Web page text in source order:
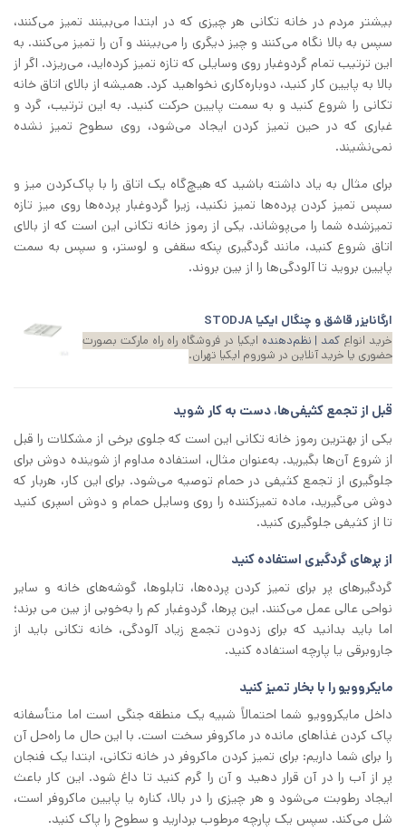
بیشتر مردم در خانه‌ تکانی هر چیزی که در ابتدا می‌بینند تمیز می‌کنند،
سپس به بالا نگاه می‌کنند و چیز دیگری را می‌بینند و آن را تمیز می‌کنند. به
این ترتیب تمام گردوغبار روی وسایلی که تازه تمیز کرده‌اید، می‌ریزد. اگر از
بالا به پایین کار کنید، دوباره‌کاری نخواهید کرد. همیشه از بالای اتاق خانه‌
تکانی را شروع کنید و به سمت پایین حرکت کنید. به این ترتیب، گرد و
غباری که در حین تمیز کردن ایجاد می‌شود، روی سطوح تمیز نشده
نمی‌نشیند.
برای مثال به یاد داشته باشید که هیچ‌‌گاه یک اتاق را با پاک‌کردن میز و
سپس تمیز کردن پرده‌ها تمیز نکنید، زیرا گردوغبار پرده‌ها روی میز تازه
تمیزشده شما را می‌پوشاند. یکی از رموز خانه‌ تکانی این است که از بالای
اتاق شروع کنید، مانند گردگیری پنکه سقفی و لوستر، و سپس به سمت
پایین بروید تا آلودگی‌ها را از بین بروند.
ارگانایزر قاشق و چنگال ایکیا STODJA
خرید انواع کمد | نظم‌دهنده ایکیا در فروشگاه راه راه مارکت بصورت
حضوری یا خرید آنلاین در شوروم ایکیا تهران.
قبل از تجمع کثیفی‌ها، دست به ‌کار شوید
یکی از بهترین رموز خانه‌ تکانی این است که جلوی برخی از مشکلات را قبل
از شروع آن‌ها بگیرید. به‌عنوان مثال، استفاده مداوم از شوینده دوش برای
جلوگیری از تجمع کثیفی در حمام توصیه می‌شود. برای این کار، هربار که
دوش می‌گیرید، ماده تمیزکننده را روی وسایل حمام و دوش اسپری کنید
تا از کثیفی جلوگیری کنید.
از پرهای گردگیری استفاده کنید
گردگیرهای پر برای تمیز کردن پرده‌ها، تابلوها، گوشه‌های خانه و سایر
نواحی عالی عمل می‌کنند. این پرها، گردوغبار کم را به‌خوبی از بین می برند؛
اما باید بدانید که برای زدودن تجمع زیاد آلودگی، خانه‌ تکانی باید از
جاروبرقی یا پارچه استفاده کنید.
مایکروویو را با بخار تمیز کنید
داخل مایکروویو شما احتمالاً شبیه یک منطقه جنگی است اما متأسفانه
پاک کردن غذاهای مانده در ماکروفر سخت است. با این حال ما راه‌حل آن
را برای شما داریم: برای تمیز کردن ماکروفر در خانه‌ تکانی، ابتدا یک فنجان
پر از آب را در آن قرار دهید و آن را گرم کنید تا داغ شود. این کار باعث
ایجاد رطوبت می‌شود و هر چیزی را در بالا، کناره یا پایین ماکروفر است،
شل می‌کند. سپس یک پارچه مرطوب بردارید و سطوح را پاک کنید.